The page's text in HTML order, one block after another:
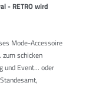
- RETRO wird
Mode-Accessoire
zum schicken
und Event... oder